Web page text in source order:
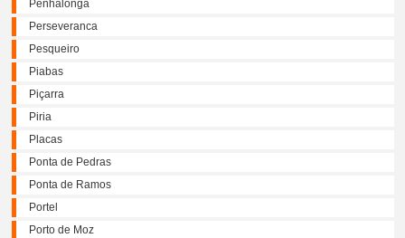
Penhalonga
Perseveranca
Pesqueiro
Piabas
Piçarra
Piria
Placas
Ponta de Pedras
Ponta de Ramos
Portel
Porto de Moz